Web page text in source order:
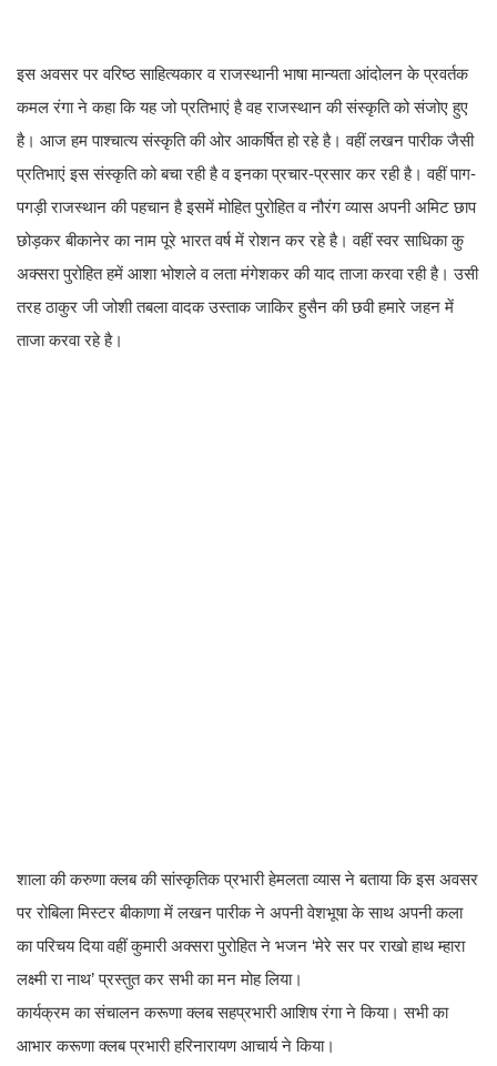
इस अवसर पर वरिष्ठ साहित्यकार व राजस्थानी भाषा मान्यता आंदोलन के प्रवर्तक
कमल रंगा ने कहा कि यह जो प्रतिभाएं है वह राजस्थान की संस्कृति को संजोए हुए
है। आज हम पाश्चात्य संस्कृति की ओर आकर्षित हो रहे है। वहीं लखन पारीक जैसी
प्रतिभाएं इस संस्कृति को बचा रही है व इनका प्रचार-प्रसार कर रही है। वहीं पाग-
पगड़ी राजस्थान की पहचान है इसमें मोहित पुरोहित व नौरंग व्यास अपनी अमिट छाप
छोड़कर बीकानेर का नाम पूरे भारत वर्ष में रोशन कर रहे है। वहीं स्वर साधिका कु
अक्सरा पुरोहित हमें आशा भोशले व लता मंगेशकर की याद ताजा करवा रही है। उसी
तरह ठाकुर जी जोशी तबला वादक उस्ताक जाकिर हुसैन की छवी हमारे जहन में
ताजा करवा रहे है।
शाला की करुणा क्लब की सांस्कृतिक प्रभारी हेमलता व्यास ने बताया कि इस अवसर
पर रोबिला मिस्टर बीकाणा में लखन पारीक ने अपनी वेशभूषा के साथ अपनी कला
का परिचय दिया वहीं कुमारी अक्सरा पुरोहित ने भजन ‘मेरे सर पर राखो हाथ म्हारा
लक्ष्मी रा नाथ’ प्रस्तुत कर सभी का मन मोह लिया।
कार्यक्रम का संचालन करूणा क्लब सहप्रभारी आशिष रंगा ने किया। सभी का
आभार करूणा क्लब प्रभारी हरिनारायण आचार्य ने किया।